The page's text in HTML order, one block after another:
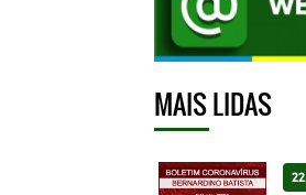
MAIS LIDAS